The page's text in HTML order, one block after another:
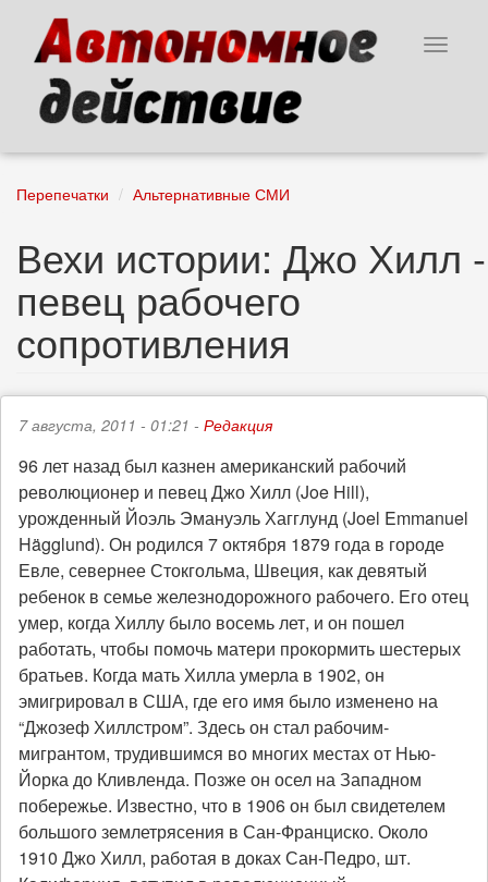
основному
содержанию
Toggle
Перепечатки Альтернативные СМИ
Вехи истории: Джо Хилл -
певец рабочего
сопротивления
7 августа, 2011 - 01:21 - Редакция
96 лет назад был казнен американский рабочий
революционер и певец Джо Хилл (Joe Hill),
урожденный Йоэль Эмануэль Хагглунд (Joel Emmanuel
Hägglund). Он родился 7 октября 1879 года в городе
Евле, севернее Стокгольма, Швеция, как девятый
ребенок в семье железнодорожного рабочего. Его отец
умер, когда Хиллу было восемь лет, и он пошел
работать, чтобы помочь матери прокормить шестерых
братьев. Когда мать Хилла умерла в 1902, он
эмигрировал в США, где его имя было изменено на
“Джозеф Хиллстром”. Здесь он стал рабочим-
мигрантом, трудившимся во многих местах от Нью-
Йорка до Кливленда. Позже он осел на Западном
побережье. Известно, что в 1906 он был свидетелем
большого землетрясения в Сан-Франциско. Около
1910 Джо Хилл, работая в доках Сан-Педро, шт.